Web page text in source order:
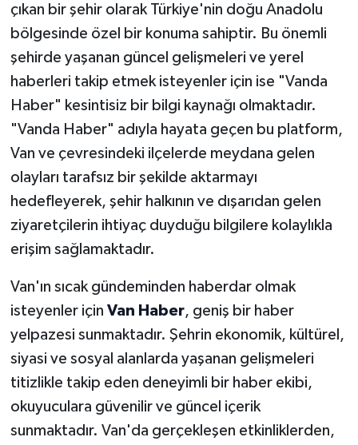
çıkan bir şehir olarak Türkiye'nin doğu Anadolu
bölgesinde özel bir konuma sahiptir. Bu önemli
şehirde yaşanan güncel gelişmeleri ve yerel
haberleri takip etmek isteyenler için ise "Vanda
Haber" kesintisiz bir bilgi kaynağı olmaktadır.
"Vanda Haber" adıyla hayata geçen bu platform,
Van ve çevresindeki ilçelerde meydana gelen
olayları tarafsız bir şekilde aktarmayı
hedefleyerek, şehir halkının ve dışarıdan gelen
ziyaretçilerin ihtiyaç duyduğu bilgilere kolaylıkla
erişim sağlamaktadır.
Van'ın sıcak gündeminden haberdar olmak
isteyenler için Van Haber, geniş bir haber
yelpazesi sunmaktadır. Şehrin ekonomik, kültürel,
siyasi ve sosyal alanlarda yaşanan gelişmeleri
titizlikle takip eden deneyimli bir haber ekibi,
okuyuculara güvenilir ve güncel içerik
sunmaktadır. Van'da gerçekleşen etkinliklerden,